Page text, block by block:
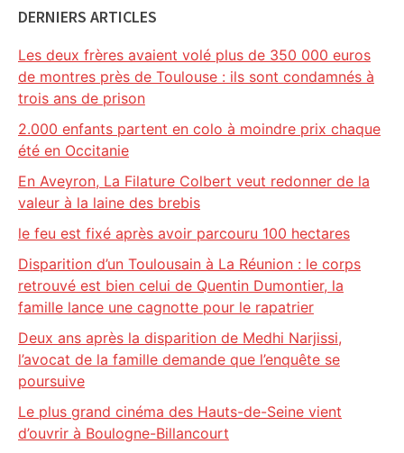
DERNIERS ARTICLES
Les deux frères avaient volé plus de 350 000 euros
de montres près de Toulouse : ils sont condamnés à
trois ans de prison
2.000 enfants partent en colo à moindre prix chaque
été en Occitanie
En Aveyron, La Filature Colbert veut redonner de la
valeur à la laine des brebis
le feu est fixé après avoir parcouru 100 hectares
Disparition d’un Toulousain à La Réunion : le corps
retrouvé est bien celui de Quentin Dumontier, la
famille lance une cagnotte pour le rapatrier
Deux ans après la disparition de Medhi Narjissi,
l’avocat de la famille demande que l’enquête se
poursuive
Le plus grand cinéma des Hauts-de-Seine vient
d’ouvrir à Boulogne-Billancourt